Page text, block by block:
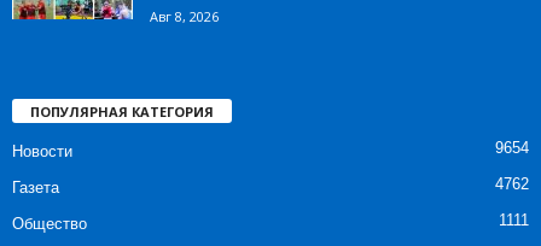
Авг 8, 2026
ПОПУЛЯРНАЯ КАТЕГОРИЯ
Новости 9654
Газета 4762
Общество 1111